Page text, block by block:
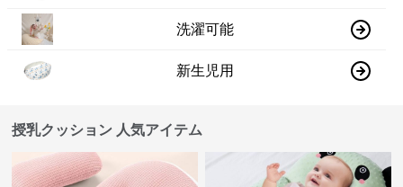
洗濯可能
新生児用
授乳クッション 人気アイテム